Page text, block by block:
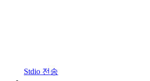
Stdio 전송